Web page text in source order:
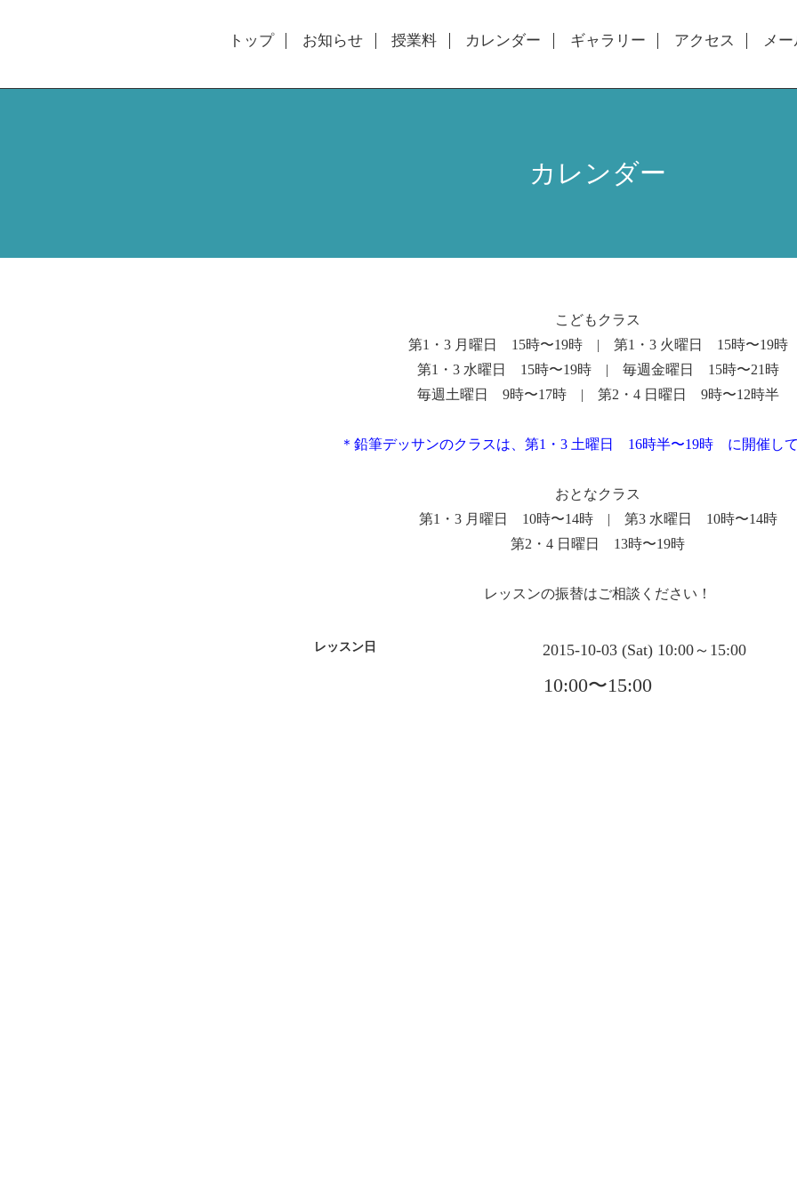
トップ お知らせ 授業料 カレンダー ギャラリー アクセス メ
カレンダー
こどもクラス
第1・3 月曜日 15時〜19時 | 第1・3 火曜日 15時〜19時
第1・3 水曜日 15時〜19時 | 毎週金曜日 15時〜21時
毎週土曜日 9時〜17時 | 第2・4 日曜日 9時〜12時半
＊鉛筆デッサンのクラスは、第1・3 土曜日 16時半〜19時 に開催し
おとなクラス
第1・3 月曜日 10時〜14時 | 第3 水曜日 10時〜14時
第2・4 日曜日 13時〜19時
レッスンの振替はご相談ください！
レッスン日 2015-10-03 (Sat) 10:00～15:00
10:00〜15:00